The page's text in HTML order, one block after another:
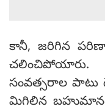
కానీ, జరిగిన
చలించిపోయారు.
సంవత్సరాల పాటు
మిగిలిన బహుమానం